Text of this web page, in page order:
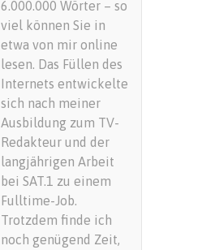
6.000.000 Wörter – so
viel können Sie in
etwa von mir online
lesen. Das Füllen des
Internets entwickelte
sich nach meiner
Ausbildung zum TV-
Redakteur und der
langjährigen Arbeit
bei SAT.1 zu einem
Fulltime-Job.
Trotzdem finde ich
noch genügend Zeit,